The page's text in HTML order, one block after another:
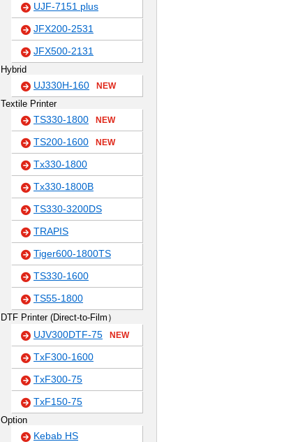
UJF-7151 plus
JFX200-2531
JFX500-2131
Hybrid
UJ330H-160 NEW
Textile Printer
TS330-1800 NEW
TS200-1600 NEW
Tx330-1800
Tx330-1800B
TS330-3200DS
TRAPIS
Tiger600-1800TS
TS330-1600
TS55-1800
DTF Printer (Direct-to-Film）
UJV300DTF-75 NEW
TxF300-1600
TxF300-75
TxF150-75
Option
Kebab HS